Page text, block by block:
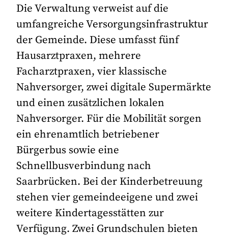
Die Verwaltung verweist auf die
umfangreiche Versorgungsinfrastruktur
der Gemeinde. Diese umfasst fünf
Hausarztpraxen, mehrere
Facharztpraxen, vier klassische
Nahversorger, zwei digitale Supermärkte
und einen zusätzlichen lokalen
Nahversorger. Für die Mobilität sorgen
ein ehrenamtlich betriebener
Bürgerbus sowie eine
Schnellbusverbindung nach
Saarbrücken. Bei der Kinderbetreuung
stehen vier gemeindeeigene und zwei
weitere Kindertagesstätten zur
Verfügung. Zwei Grundschulen bieten